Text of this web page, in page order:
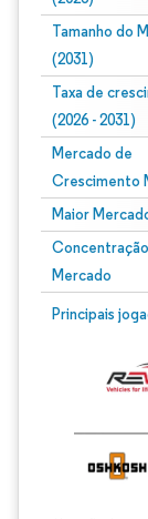
Tamanho do
(2031)
Taxa de
(2026 - 2031)
Mercado de
Crescimento
Maior
Mercado
Principais
Imagem ©